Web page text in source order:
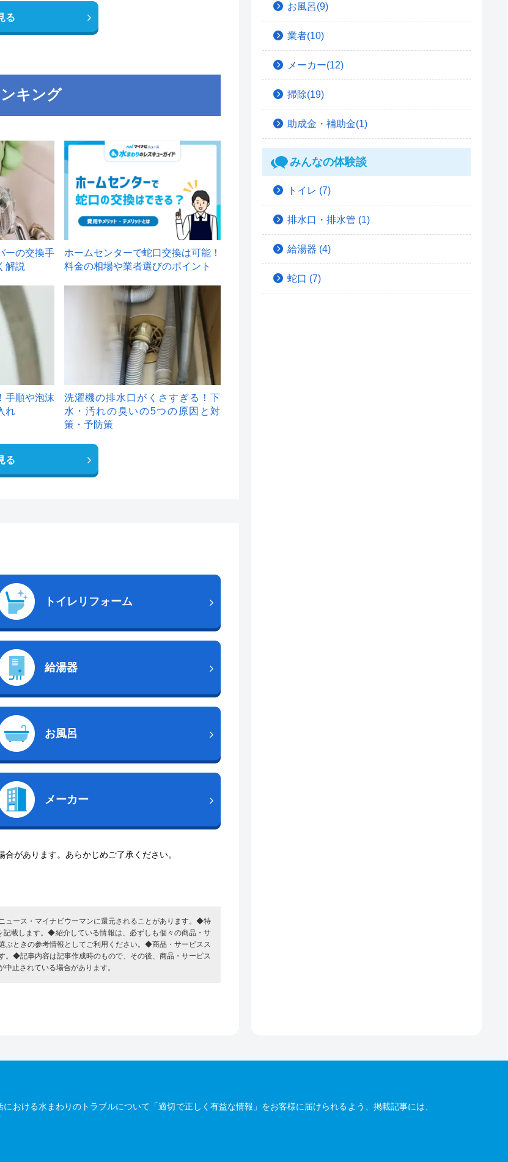
る
キング
ーの交換手
解説
ホームセンターで蛇口交換は可能！
料金の相場や業者選びのポイント
手順や泡沫
れ
洗濯機の排水口がくさすぎる！下
水・汚れの臭いの5つの原因と対
策・予防策
る
トイレリフォーム
給湯器
お風呂
メーカー
があります。あらかじめご了承ください。
ース・マイナビウーマンに還元されることがあります。◆特
載します。◆紹介している情報は、必ずしも個々の商品・サ
ぶときの参考情報としてご利用ください。◆商品・サービスス
。◆記事内容は記事作成時のもので、その後、商品・サービス
止されている場合があります。
お風呂(9)
業者(10)
メーカー(12)
掃除(19)
助成金・補助金(1)
みんなの体験談
トイレ (7)
排水口・排水管 (1)
給湯器 (4)
蛇口 (7)
おける水まわりのトラブルについて「適切で正しく有益な情報」をお客様に届けられるよう、掲載記事には、